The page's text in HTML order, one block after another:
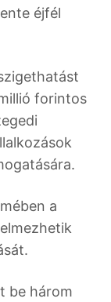
éjfél
forintos
a
be három